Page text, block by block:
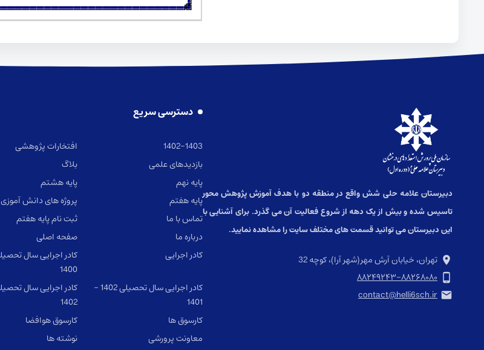
دبیرستان علامه حلی شش واقع در منطقه دو با هدف آموزش پژوهش محور
تاسیس شده و بیش از یک دهه از شروع فعالیت آن می گذرد. برای آشنایی با
این دبیرستان می توانید قسمت های مختلف سایت را مشاهده نمایید.
تهران، خیابان آرش مهر(شهر آرا)، کوچه 32
۸۸۲۴۹۲۴۳-۸۸۲۶۸۰۸۰
contact@helli6sch.ir
دسترسی سریع
1402-1403
افتخارات پژوهشی
بازدیدهای علمی
بلاگ
پایه نهم
پایه هشتم
پایه هفتم
پروژه های دانش آموزی
تماس با ما
ثبت نام پایه هفتم
درباره ما
صفحه اصلی
کادر اجرایی
1400
کادر اجرایی سال تحصیلی 1402 –
1401
1402
کارسوق ها
کارسوق هوافضا
معاونت پرورشی
نوشته ها